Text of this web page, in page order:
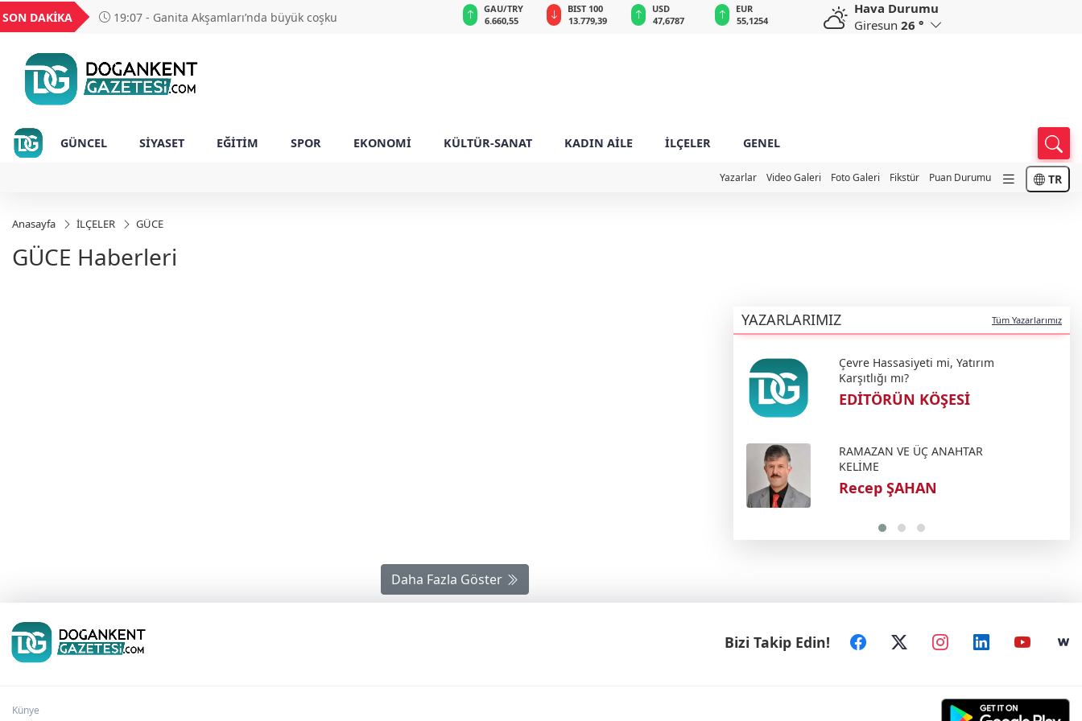
SON DAKİKA 19:07 - Ganita Akşamları’nda büyük coşku
UYU
1,1849
18,2677
16,3788
27,9743
GAU/TRY
6.660,55
BIST 100
13.779,39
USD
47,6787
EUR
55,1254
GBP
64,3468
CHF
59,0083
Hava Durumu
Giresun 26 °
GÜNCEL SİYASET EĞİTİM SPOR EKONOMİ KÜLTÜR-SANAT KADIN AİLE İLÇELER GENEL
Yazarlar Video Galeri Foto Galeri Fikstür Puan Durumu TR
Anasayfa İLÇELER GÜCE
GÜCE Haberleri
YAZARLARIMIZ Tüm Yazarlarımız
Çevre Hassasiyeti mi, Yatırım
Karşıtlığı mı?
EDİTÖRÜN KÖŞESİ
RAMAZAN VE ÜÇ ANAHTAR
KELİME
Recep ŞAHAN
Daha Fazla Göster
Bizi Takip Edin!
Künye